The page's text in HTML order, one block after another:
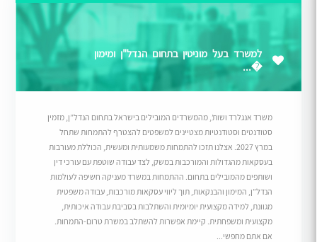
למשרד בעל מוניטין בתחום הנדל"ן ומימון
�...
משרד אנגלרד ושות’, מהמשרדים המובילים בישראל בתחום הנדל”ן, מזמין
סטודנטים וסטודנטיות מצטיינים למשפטים להצטרף להתמחות שתחל
במרץ 2027. אצלנו תזכו להתמחות משמעותית ומעשית, הכוללת מעורבות
בעסקאות מהגדולות והמורכבות במשק, לצד עבודה שוטפת עם עורכי דין
ושותפים מהמובילים בתחום. ההתמחות במשרד מעניקה חשיפה לעולמות
הנדל”ן, המימון והבנקאות, תוך ליווי עסקאות מורכבות, עבודה משפטית
מגוונת, למידה מקצועית יומיומית והשתלבות בסביבת עבודה איכותית,
מקצועית ומשפחתית. קיימת אפשרות להשתלב במשרת טרום-התמחות.
אם אתם מחפשי...